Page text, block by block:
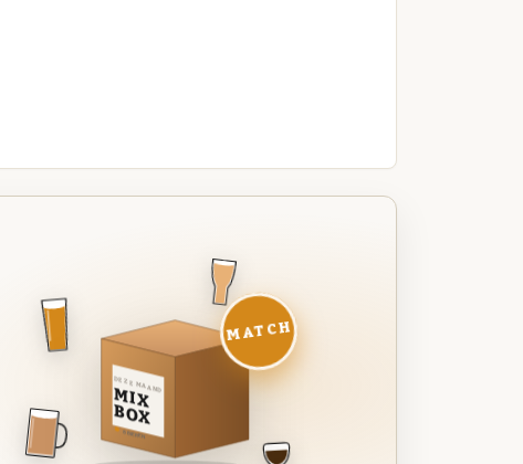
DEZE MAAND
MIX
BOX
8 BIEREN
MATCH